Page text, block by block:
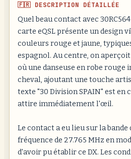
🇫🇷 DESCRIPTION DÉTAILLÉE
Quel beau contact avec 30RC564
carte eQSL présente un design
couleurs rouge et jaune,
espagnol. Au centre, on
où une danseuse en robe rouge
cheval, ajoutant une touche
texte "30 Division SPAIN" est en
attire immédiatement l'œil.
Le contact a eu lieu sur la bande
fréquence de 27.765 MHz en
d'avoir pu établir ce DX. Les